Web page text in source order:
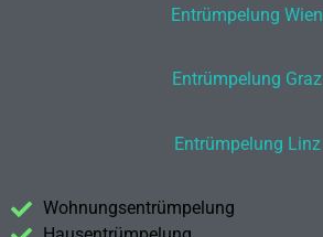
Entrümpelung Wien
Entrümpelung Graz
Entrümpelung Linz
Wohnungsentrümpelung